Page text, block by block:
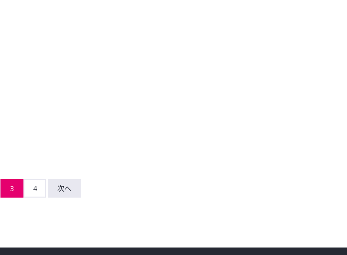
3 4 次へ